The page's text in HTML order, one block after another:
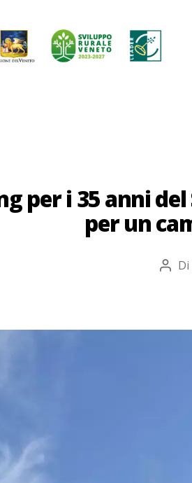
per i 35 anni del
per un
Di